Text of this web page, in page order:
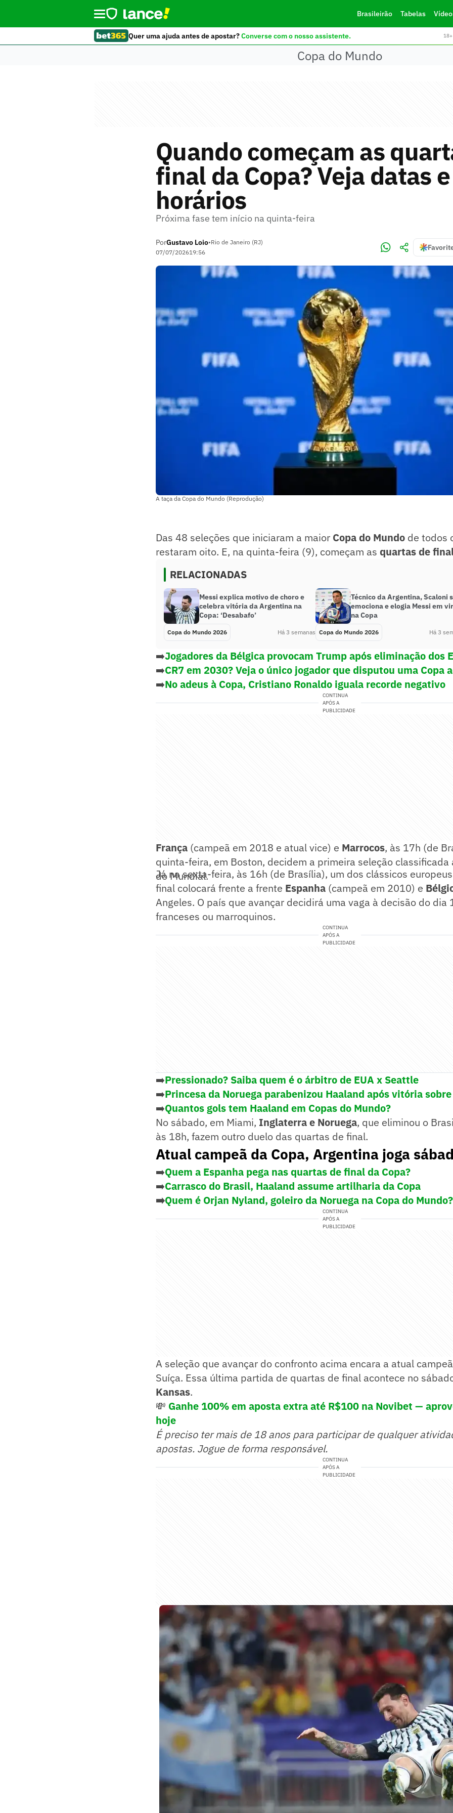
Brasileirão Tabelas
Quer uma ajuda antes de apostar?Converse com o nosso assistente.
Copa do Mundo
Quando começam as
final da Copa? Veja datas e
horários
Próxima fase tem início na quinta-feira
PorGustavo Loio•Rio de Janeiro (RJ)
07/07/202619:56
A taça da Copa do Mundo (Reprodução)
Das 48 seleções que iniciaram a maior Copa do Mundo de todos
restaram oito. E, na quinta-feira (9), começam as quartas de
RELACIONADAS
Messi explica motivo de choro e
celebra vitória da Argentina na
Copa: ‘Desabafo’
Copa do Mundo 2026 Há 3 semanas
Técnico da Argentina, Scaloni
emociona e elogia Messi em
na Copa
Copa do Mundo 2026 Há 3
➡️Jogadores da Bélgica provocam Trump após eliminação dos
➡️CR7 em 2030? Veja o único jogador que disputou uma Copa
➡️No adeus à Copa, Cristiano Ronaldo iguala recorde negativo
CONTINUA
APÓS A
PUBLICIDADE
França (campeã em 2018 e atual vice) e Marrocos, às 17h (de
quinta-feira, em Boston, decidem a primeira seleção classificada
do Mundial.
Já na sexta-feira, às 16h (de Brasília), um dos clássicos
final colocará frente a frente Espanha (campeã em 2010) e
Angeles. O país que avançar decidirá uma vaga à decisão do dia
franceses ou marroquinos.
CONTINUA
APÓS A
PUBLICIDADE
➡️Pressionado? Saiba quem é o árbitro de EUA x Seattle
➡️Princesa da Noruega parabenizou Haaland após vitória
➡️Quantos gols tem Haaland em Copas do Mundo?
No sábado, em Miami, Inglaterra e Noruega, que eliminou o
às 18h, fazem outro duelo das quartas de final.
Atual campeã da Copa, Argentina joga
➡️Quem a Espanha pega nas quartas de final da Copa?
➡️Carrasco do Brasil, Haaland assume artilharia da Copa
➡️Quem é Orjan Nyland, goleiro da Noruega na Copa do Mundo?
CONTINUA
APÓS A
PUBLICIDADE
A seleção que avançar do confronto acima encara a atual
Suíça. Essa última partida de quartas de final acontece no
Kansas.
💸 Ganhe 100% em aposta extra até R$100 na Novibet —
hoje
É preciso ter mais de 18 anos para participar de qualquer
apostas. Jogue de forma responsável.
CONTINUA
APÓS A
PUBLICIDADE